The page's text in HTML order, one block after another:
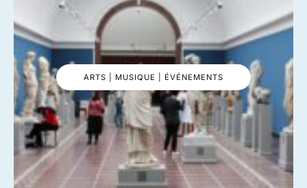
ARTS | MUSIQUE | ÉVÉNEMENTS